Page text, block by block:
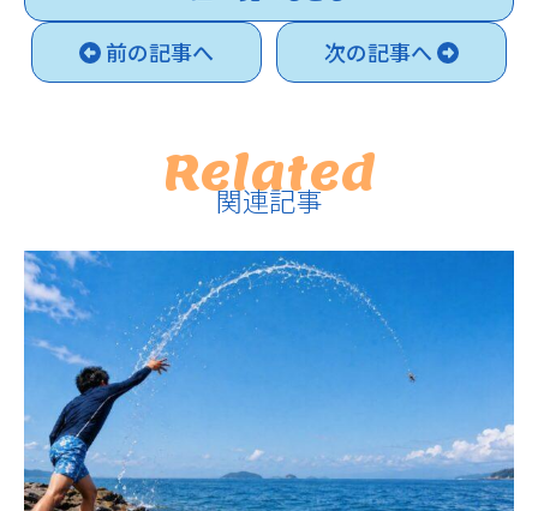
前の記事へ
次の記事へ
Related
関連記事